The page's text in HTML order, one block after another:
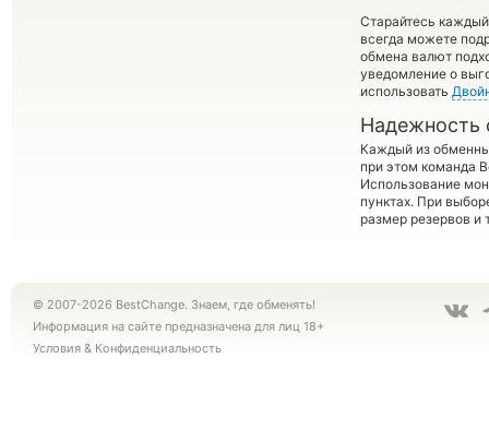
Старайтесь
всегда можете
обмена валют
уведомление о
использовать
Надежность
Каждый из
при этом команда
Использование
пунктах. При
размер резервов и
© 2007-2026 BestChange. Знаем, где обменять!
Информация на сайте предназначена для лиц 18+
Условия & Конфиденциальность